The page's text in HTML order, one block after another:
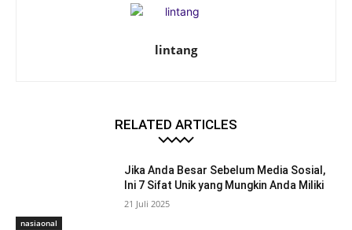
lintang
RELATED ARTICLES
nasiaonal
Jika Anda Besar Sebelum Media Sosial,
Ini 7 Sifat Unik yang Mungkin Anda Miliki
21 Juli 2025